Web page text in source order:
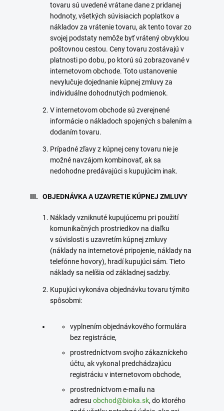
tovaru sú uvedené vrátane dane z pridanej
hodnoty, všetkých súvisiacich poplatkov a
nákladov za vrátenie tovaru, ak tento tovar zo
svojej podstaty nemôže byť vrátený obvyklou
poštovnou cestou. Ceny tovaru zostávajú v
platnosti po dobu, po ktorú sú zobrazované v
internetovom obchode. Toto ustanovenie
nevylučuje dojednanie kúpnej zmluvy za
individuálne dohodnutých podmienok.
V internetovom obchode sú zverejnené
informácie o nákladoch spojených s balením a
dodaním tovaru.
Prípadné zľavy z kúpnej ceny tovaru nie je
možné navzájom kombinovať, ak sa
nedohodne predávajúci s kupujúcim inak.
III. OBJEDNÁVKA A UZAVRETIE KÚPNEJ ZMLUVY
Náklady vzniknuté kupujúcemu pri použití
komunikačných prostriedkov na diaľku
v súvislosti s uzavretím kúpnej zmluvy
(náklady na internetové pripojenie, náklady na
telefónne hovory), hradí kupujúci sám. Tieto
náklady sa nelíšia od základnej sadzby.
Kupujúci vykonáva objednávku tovaru týmito
spôsobmi:
vyplnením objednávkového formulára
bez registrácie,
prostredníctvom svojho zákazníckeho
účtu, ak vykonal predchádzajúcu
registráciu v internetovom obchode,
prostredníctvom e-mailu na
adresu obchod@bioka.sk, do ktorého